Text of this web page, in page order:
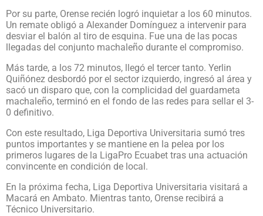
Por su parte, Orense recién logró inquietar a los 60 minutos.
Un remate obligó a Alexander Domínguez a intervenir para
desviar el balón al tiro de esquina. Fue una de las pocas
llegadas del conjunto machaleño durante el compromiso.
Más tarde, a los 72 minutos, llegó el tercer tanto. Yerlin
Quiñónez desbordó por el sector izquierdo, ingresó al área y
sacó un disparo que, con la complicidad del guardameta
machaleño, terminó en el fondo de las redes para sellar el 3-
0 definitivo.
Con este resultado, Liga Deportiva Universitaria sumó tres
puntos importantes y se mantiene en la pelea por los
primeros lugares de la LigaPro Ecuabet tras una actuación
convincente en condición de local.
En la próxima fecha, Liga Deportiva Universitaria visitará a
Macará en Ambato. Mientras tanto, Orense recibirá a
Técnico Universitario.